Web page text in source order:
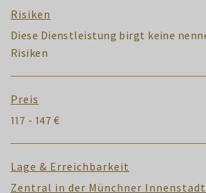
Risiken
Diese Dienstleistung birgt keine
Risiken
Preis
117 - 147 €
Lage & Erreichbarkeit
Zentral in der Münchner